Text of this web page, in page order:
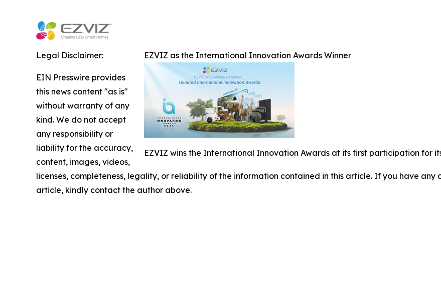
EZVIZ as the International Innovation Awards Winner
EZVIZ wins the International Innovation Awards at its first participation for
Legal Disclaimer:
EIN Presswire provides
this news content "as is"
without warranty of any
kind. We do not accept
any responsibility or
liability for the accuracy,
content, images, videos,
licenses, completeness, legality, or reliability of the information contained in this article. If you have any
article, kindly contact the author above.